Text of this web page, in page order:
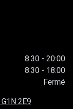
8:30 - 20:00
8:30 - 18:00
Fermé
G1N 2E9